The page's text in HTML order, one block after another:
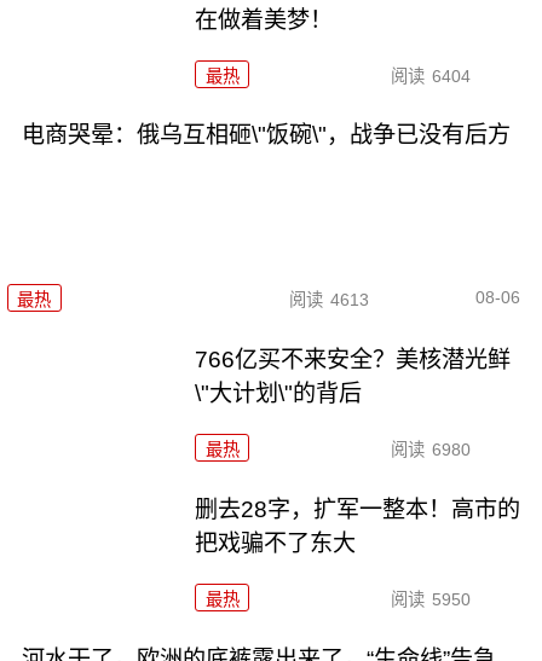
在做着美梦！
最热 阅读 6404
电商哭晕：俄乌互相砸\"饭碗\"，战争已没有后方
最热 阅读 4613 08-06
766亿买不来安全？美核潜光鲜
\"大计划\"的背后
最热 阅读 6980
删去28字，扩军一整本！高市的
把戏骗不了东大
最热 阅读 5950